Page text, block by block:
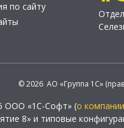
по сайту
© 2026 АО «Группа 1С»
ООО «1С-Софт» (о компании
8» и типовые